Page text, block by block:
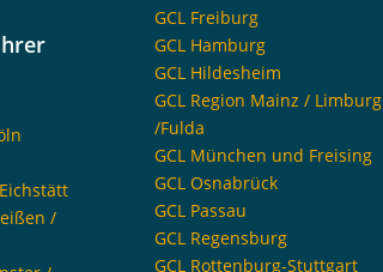
/
GCL Freiburg
GCL Hamburg
GCL Hildesheim
GCL Region Mainz / Limburg
/Fulda
GCL München und Freising
GCL Osnabrück
GCL Passau
GCL Regensburg
GCL Rottenburg-Stuttgart